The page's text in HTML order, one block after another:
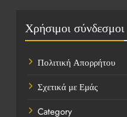
Πολιτική
Υγεία
Χρήσιμοι σύνδεσμοι
Πολιτική Απορρήτου
Σχετικά με Εμάς
Category